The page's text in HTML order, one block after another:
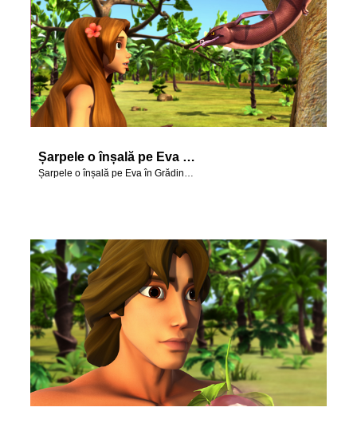
Șarpele o înșală pe Eva în Grădina Edenului.
Șarpele o înșală pe Eva în Grădina Edenului.